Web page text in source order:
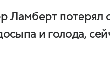
Ламберт потерял
и голода,